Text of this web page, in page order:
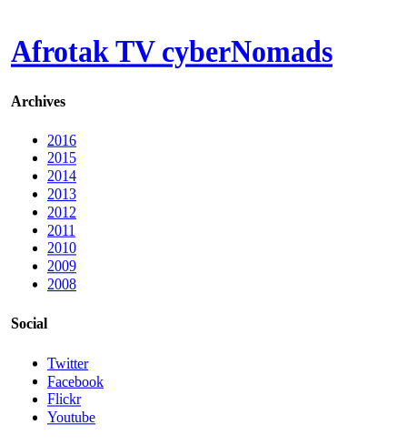
Afrotak TV cyberNomads
Archives
2016
2015
2014
2013
2012
2011
2010
2009
2008
Social
Twitter
Facebook
Flickr
Youtube